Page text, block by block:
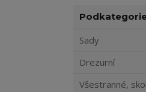
Sady
Drezurní
Všestranné,